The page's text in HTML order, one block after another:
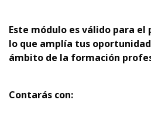
Este módulo es válido para el
lo que amplía tus
ámbito de la formación
Contarás con: